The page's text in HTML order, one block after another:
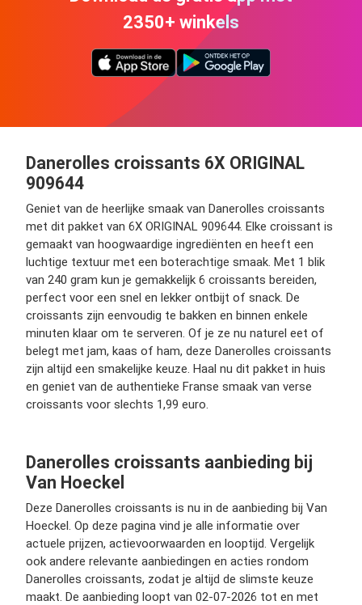
2350+ winkels
Danerolles croissants 6X ORIGINAL
909644
Geniet van de heerlijke smaak van Danerolles croissants
met dit pakket van 6X ORIGINAL 909644. Elke croissant is
gemaakt van hoogwaardige ingrediënten en heeft een
luchtige textuur met een boterachtige smaak. Met 1 blik
van 240 gram kun je gemakkelijk 6 croissants bereiden,
perfect voor een snel en lekker ontbijt of snack. De
croissants zijn eenvoudig te bakken en binnen enkele
minuten klaar om te serveren. Of je ze nu naturel eet of
belegt met jam, kaas of ham, deze Danerolles croissants
zijn altijd een smakelijke keuze. Haal nu dit pakket in huis
en geniet van de authentieke Franse smaak van verse
croissants voor slechts 1,99 euro.
Danerolles croissants aanbieding bij
Van Hoeckel
Deze Danerolles croissants is nu in de aanbieding bij Van
Hoeckel. Op deze pagina vind je alle informatie over
actuele prijzen, actievoorwaarden en looptijd. Vergelijk
ook andere relevante aanbiedingen en acties rondom
Danerolles croissants, zodat je altijd de slimste keuze
maakt. De aanbieding loopt van 02-07-2026 tot en met